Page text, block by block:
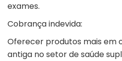
exames.
Cobrança indevida:
Oferecer produtos mais em
antiga no setor de saúde